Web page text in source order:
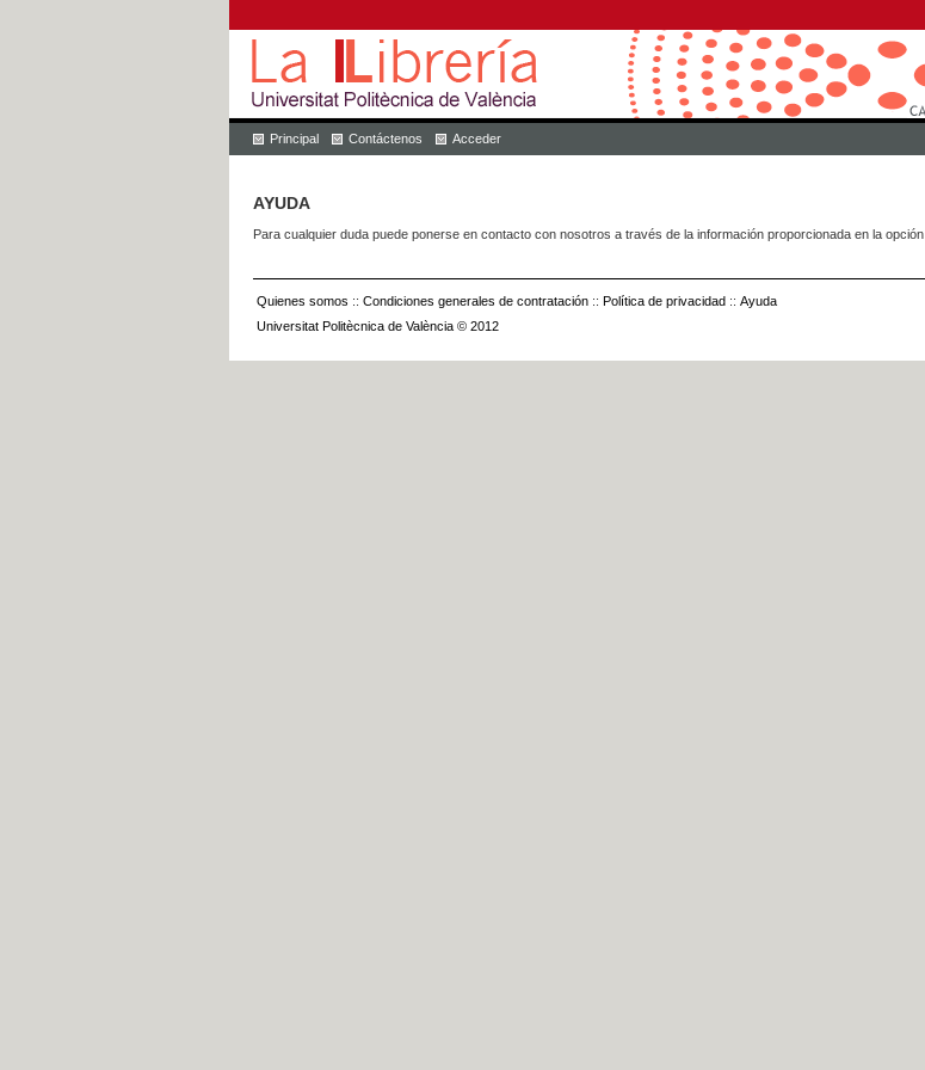
Principal Contáctenos Acceder
AYUDA
Para cualquier duda puede ponerse en contacto con nosotros a través de la información proporcionada en la opción
Quienes somos :: Condiciones generales de contratación :: Política de privacidad :: Ayuda
Universitat Politècnica de València © 2012